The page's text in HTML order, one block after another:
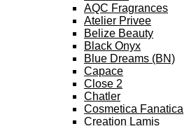
AQC Fragrances
Atelier Privee
Belize Beauty
Black Onyx
Blue Dreams (BN)
Capace
Close 2
Chatler
Cosmetica Fanatica
Creation Lamis